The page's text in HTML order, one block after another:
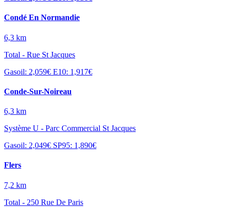
Condé En Normandie
6,3 km
Total - Rue St Jacques
Gasoil: 2,059€ E10: 1,917€
Conde-Sur-Noireau
6,3 km
Système U - Parc Commercial St Jacques
Gasoil: 2,049€ SP95: 1,890€
Flers
7,2 km
Total - 250 Rue De Paris